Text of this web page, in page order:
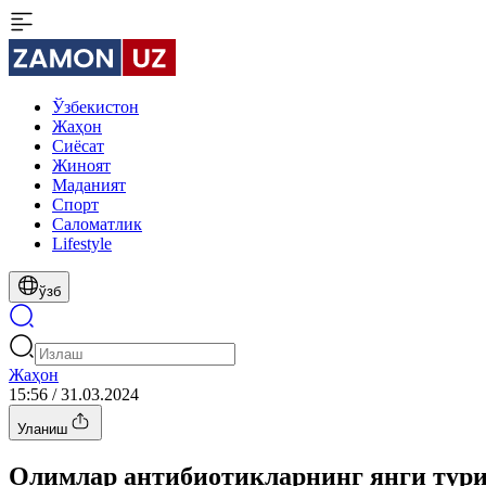
Ўзбекистон
Жаҳон
Сиёсат
Жиноят
Маданият
Спорт
Cаломатлик
Lifestyle
ўзб
Жаҳон
15:56 / 31.03.2024
Уланиш
Олимлар антибиотикларнинг янги